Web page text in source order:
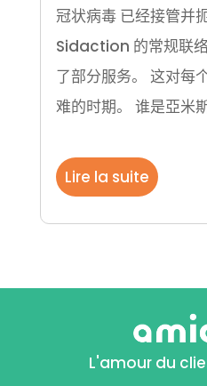
冠状病毒 已经接管并
Sidaction 的常规联
了部分服务。 这对每
难的时期。 谁是亞米
Lire la suite
L'amour du